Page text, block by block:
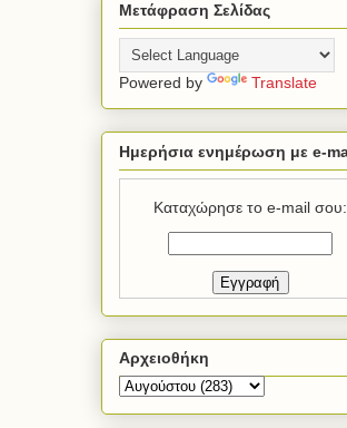
Μετάφραση Σελίδας
Powered by Translate
Ημερήσια ενημέρωση με e-
Καταχώρησε το e-mail σου:
Αρχειοθήκη